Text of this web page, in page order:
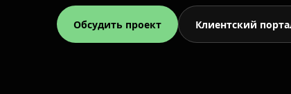
Обсудить проект Клиентский